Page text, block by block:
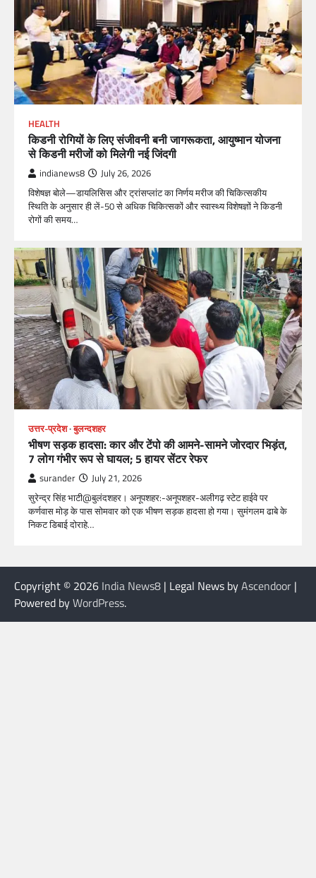
HEALTH
किडनी रोगियों के लिए संजीवनी बनी जागरूकता, आयुष्मान योजना
से किडनी मरीजों को मिलेगी नई जिंदगी
indianews8 July 26, 2026
विशेषज्ञ बोले—डायलिसिस और ट्रांसप्लांट का निर्णय मरीज की चिकित्सकीय
स्थिति के अनुसार ही लें-50 से अधिक चिकित्सकों और स्वास्थ्य विशेषज्ञों ने किडनी
रोगों की समय…
उत्तर-प्रदेश बुलन्दशहर
भीषण सड़क हादसा: कार और टेंपो की आमने-सामने जोरदार भिड़ंत,
7 लोग गंभीर रूप से घायल; 5 हायर सेंटर रेफर​
surander July 21, 2026
सुरेन्द्र सिंह भाटी@बुलंदशहर। अनूपशहर:-अनूपशहर-अलीगढ़ स्टेट हाईवे पर
कर्णवास मोड़ के पास सोमवार को एक भीषण सड़क हादसा हो गया। सुमंगलम ढाबे के
निकट डिबाई दोराहे…
Copyright © 2026 India News8 | Legal News byAscendoor |
Powered byWordPress.